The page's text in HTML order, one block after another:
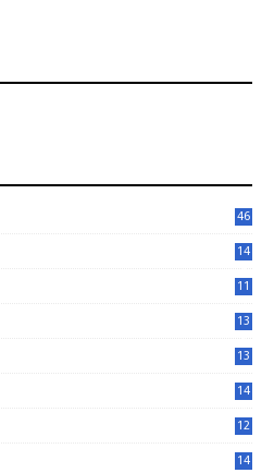
46
14
11
13
13
14
12
14